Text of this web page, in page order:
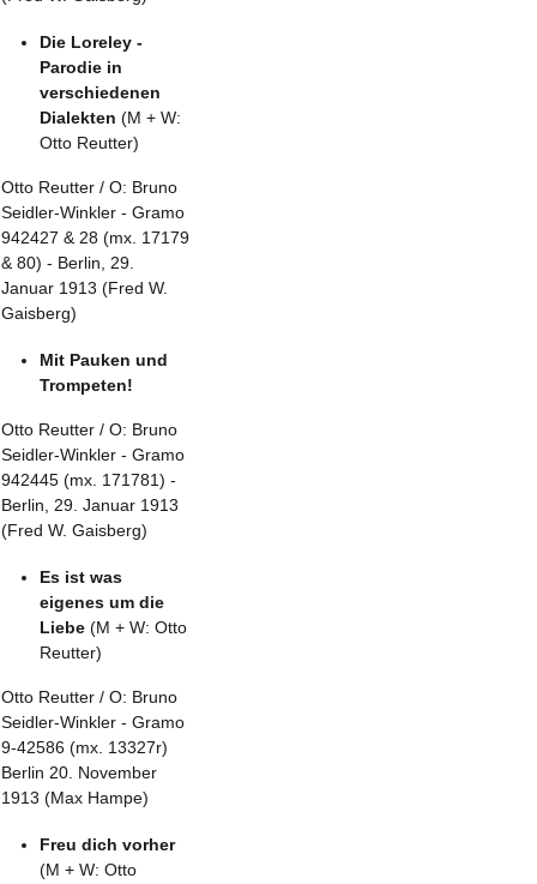
Die Loreley -
Parodie in
verschiedenen
Dialekten (M + W:
Otto Reutter)
Otto Reutter / O: Bruno
Seidler-Winkler - Gramo
942427 & 28 (mx. 17179
& 80) - Berlin, 29.
Januar 1913 (Fred W.
Gaisberg)
Mit Pauken und
Trompeten!
Otto Reutter / O: Bruno
Seidler-Winkler - Gramo
942445 (mx. 171781) -
Berlin, 29. Januar 1913
(Fred W. Gaisberg)
Es ist was
eigenes um die
Liebe (M + W: Otto
Reutter)
Otto Reutter / O: Bruno
Seidler-Winkler - Gramo
9-42586 (mx. 13327r)
Berlin 20. November
1913 (Max Hampe)
Freu dich vorher
(M + W: Otto